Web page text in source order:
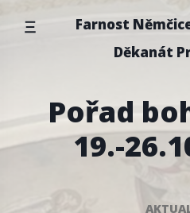
Farnost
Děkanát
Pořad
19.-